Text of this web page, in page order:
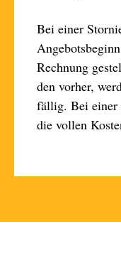
Bei einer
Rech­nung
den vor­her,
fällig. Bei einer
die vollen